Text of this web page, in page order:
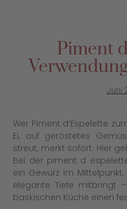
Piment
Juni
Wer Piment d’Espelette
Ei, auf geröstetes
streut, merkt sofort: Hier
Bei der piment d
ein Gewürz im
elegante Tiefe mitbringt
baskischen Küche einen